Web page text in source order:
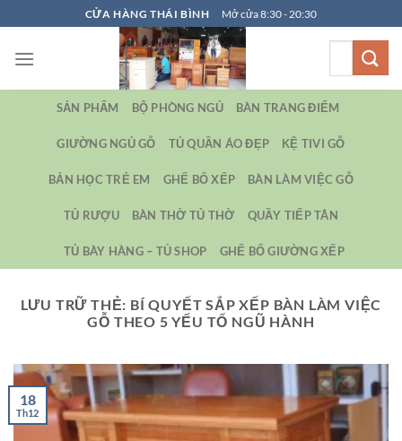
qua
nội
CỬA HÀNG THÁI BÌNH Mở cửa 8:30 - 20:30
SẢN PHẨM BỘ PHÒNG NGỦ BÀN TRANG ĐIỂM
GIƯỜNG NGỦ GỖ TỦ QUẦN ÁO ĐẸP KỆ TIVI GỖ
BẢN HỌC TRẺ EM GHẾ BỐ XẾP BÀN LÀM VIỆC GỖ
TỦ RƯỢU BÀN THỜ TỦ THỜ QUẦY TIẾP TÂN
TỦ BÀY HÀNG – TỦ SHOP GHẾ BỐ GIƯỜNG XẾP
LƯU TRỮ THẺ: BÍ QUYẾT SẮP XẾP BÀN LÀM VIỆC
GỖ THEO 5 YẾU TỐ NGŨ HÀNH
18
Th12